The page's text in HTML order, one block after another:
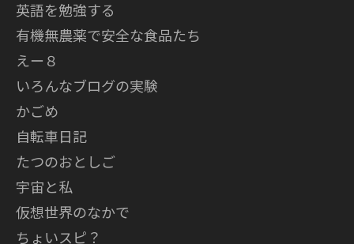
英語を勉強する
有機無農薬で安全な食品たち
えー８
いろんなブログの実験
かごめ
自転車日記
たつのおとしご
宇宙と私
仮想世界のなかで
ちょいスピ？